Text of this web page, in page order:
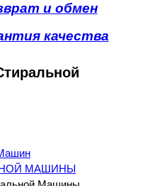
и обмен
качества
МАШИНЫ